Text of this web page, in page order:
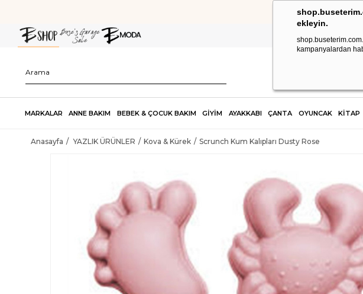
ekleyin.
kampanyalardan
MARKALAR ANNE BAKIM BEBEK & ÇOCUK BAKIM GİYİM AYAKKABI ÇANTA OYUNCAK KİTAP
Anasayfa YAZLIK ÜRÜNLER Kova & Kürek Scrunch Kum Kalıpları Dusty Rose